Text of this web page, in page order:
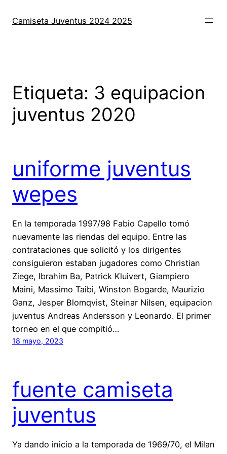
Camiseta Juventus 2024 2025
Etiqueta: 3 equipacion
juventus 2020
uniforme juventus
wepes
En la temporada 1997/98 Fabio Capello tomó
nuevamente las riendas del equipo. Entre las
contrataciones que solicitó y los dirigentes
consiguieron estaban jugadores como Christian
Ziege, Ibrahim Ba, Patrick Kluivert, Giampiero
Maini, Massimo Taibi, Winston Bogarde, Maurizio
Ganz, Jesper Blomqvist, Steinar Nilsen, equipacion
juventus Andreas Andersson y Leonardo. El primer
torneo en el que compitió…
18 mayo, 2023
fuente camiseta
juventus
Ya dando inicio a la temporada de 1969/70, el Milan